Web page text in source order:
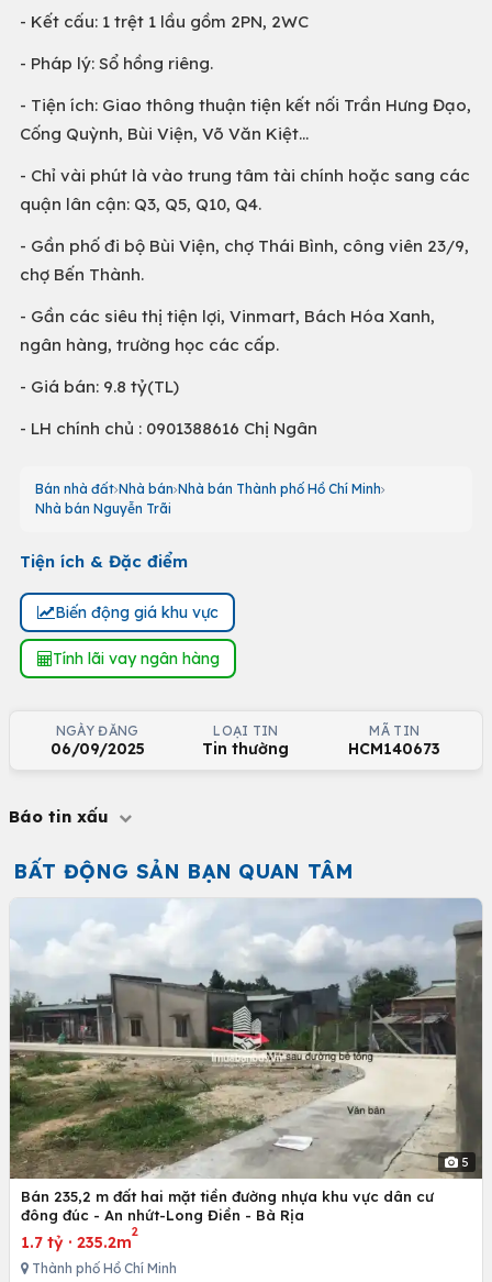
- Kết cấu: 1 trệt 1 lầu gồm 2PN, 2WC
- Pháp lý: Sổ hồng riêng.
- Tiện ích: Giao thông thuận tiện kết nối Trần Hưng Đạo,
Cống Quỳnh, Bùi Viện, Võ Văn Kiệt...
- Chỉ vài phút là vào trung tâm tài chính hoặc sang các
quận lân cận: Q3, Q5, Q10, Q4.
- Gần phố đi bộ Bùi Viện, chợ Thái Bình, công viên 23/9,
chợ Bến Thành.
- Gần các siêu thị tiện lợi, Vinmart, Bách Hóa Xanh,
ngân hàng, trường học các cấp.
- Giá bán: 9.8 tỷ(TL)
- LH chính chủ : 0901388616 Chị Ngân
Bán nhà đất Nhà bán Nhà bán Thành phố Hồ Chí Minh
Nhà bán Nguyễn Trãi
Tiện ích & Đặc điểm
Biến động giá khu vực
Tính lãi vay ngân hàng
NGÀY ĐĂNG
06/09/2025
LOẠI TIN
Tin thường
MÃ TIN
HCM140673
Báo tin xấu
BẤT ĐỘNG SẢN BẠN QUAN TÂM
5
Bán 235,2 m đất hai mặt tiền đường nhựa khu vực dân cư
đông đúc - An nhứt-Long Điền - Bà Rịa
1.7 tỷ · 235.2m
2
Thành phố Hồ Chí Minh